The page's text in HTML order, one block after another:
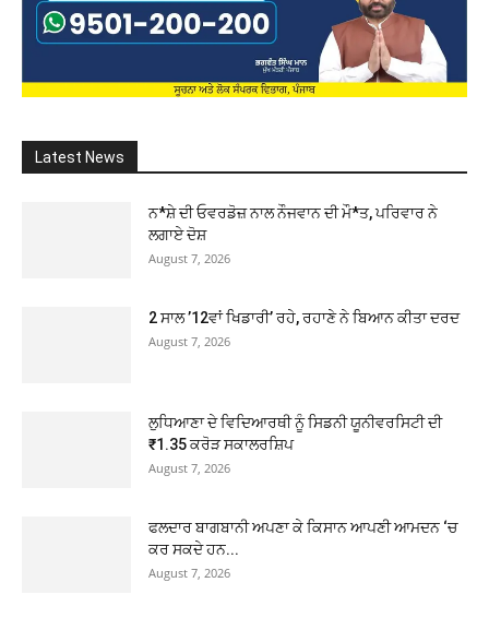
Latest News
ਨ*ਸ਼ੇ ਦੀ ਓਵਰਡੋਜ਼ ਨਾਲ ਨੌਜਵਾਨ ਦੀ ਮੌ*ਤ, ਪਰਿਵਾਰ ਨੇ
ਲਗਾਏ ਦੋਸ਼
August 7, 2026
2 ਸਾਲ ’12ਵਾਂ ਖਿਡਾਰੀ’ ਰਹੇ, ਰਹਾਣੇ ਨੇ ਬਿਆਨ ਕੀਤਾ ਦਰਦ
August 7, 2026
ਲੁਧਿਆਣਾ ਦੇ ਵਿਦਿਆਰਥੀ ਨੂੰ ਸਿਡਨੀ ਯੂਨੀਵਰਸਿਟੀ ਦੀ
₹1.35 ਕਰੋੜ ਸਕਾਲਰਸ਼ਿਪ
August 7, 2026
ਫਲਦਾਰ ਬਾਗਬਾਨੀ ਅਪਣਾ ਕੇ ਕਿਸਾਨ ਆਪਣੀ ਆਮਦਨ ‘ਚ
ਕਰ ਸਕਦੇ ਹਨ...
August 7, 2026